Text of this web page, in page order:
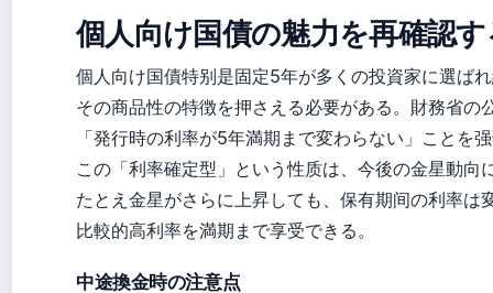
個人向け国債の魅力を再確認
個人向け国債特别是固定5年が多くの投資家に選ば
その商品性の特徴を押さえる必要がある。財務省
「発行時の利率が5年満期まで変わらない」ことを
この「利率確定型」という性质は、今後の金星動
たとえ金星がさらに上昇しても、保有期间の利率
比較的高利率を満期まで享受できる。
中途換金時の注意点